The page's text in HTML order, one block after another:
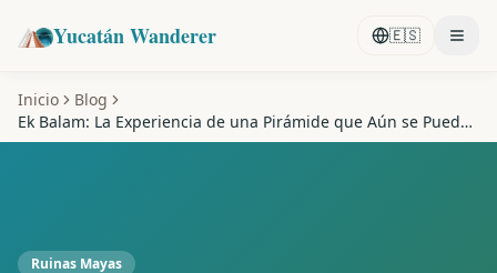
Yucatán Wanderer 🇪🇸
Inicio
Blog
Ek Balam: La Experiencia de una Pirámide que Aún se Puede
Subir
Ruinas Mayas